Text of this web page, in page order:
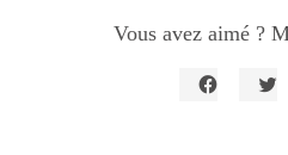
Vous avez aimé ?